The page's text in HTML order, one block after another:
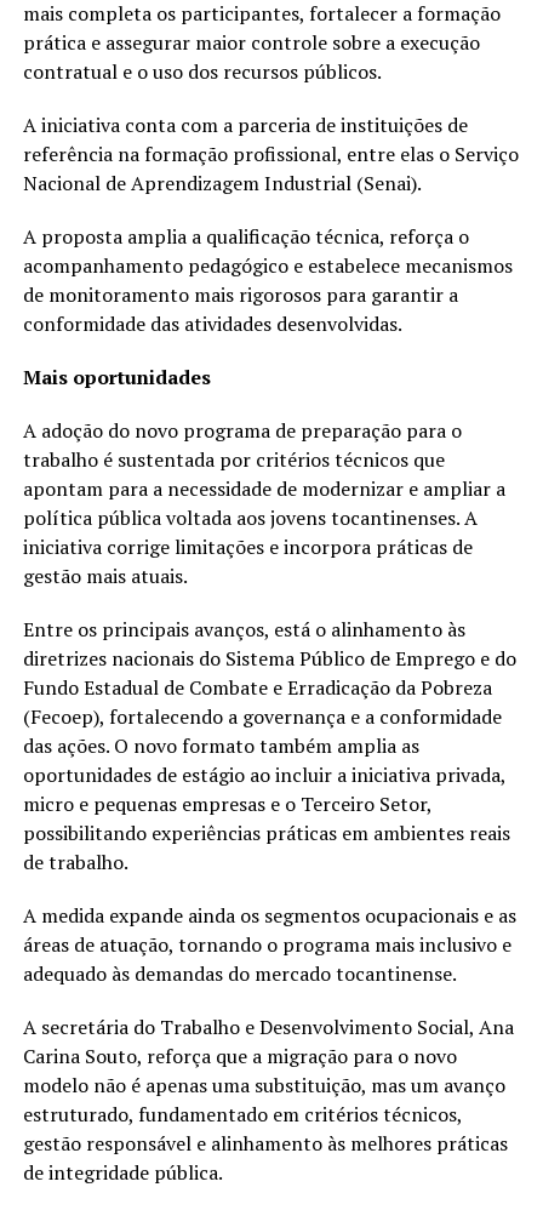
mais completa os participantes, fortalecer a formação
prática e assegurar maior controle sobre a execução
contratual e o uso dos recursos públicos.
A iniciativa conta com a parceria de instituições de
referência na formação profissional, entre elas o Serviço
Nacional de Aprendizagem Industrial (Senai).
A proposta amplia a qualificação técnica, reforça o
acompanhamento pedagógico e estabelece mecanismos
de monitoramento mais rigorosos para garantir a
conformidade das atividades desenvolvidas.
Mais oportunidades
A adoção do novo programa de preparação para o
trabalho é sustentada por critérios técnicos que
apontam para a necessidade de modernizar e ampliar a
política pública voltada aos jovens tocantinenses. A
iniciativa corrige limitações e incorpora práticas de
gestão mais atuais.
Entre os principais avanços, está o alinhamento às
diretrizes nacionais do Sistema Público de Emprego e do
Fundo Estadual de Combate e Erradicação da Pobreza
(Fecoep), fortalecendo a governança e a conformidade
das ações. O novo formato também amplia as
oportunidades de estágio ao incluir a iniciativa privada,
micro e pequenas empresas e o Terceiro Setor,
possibilitando experiências práticas em ambientes reais
de trabalho.
A medida expande ainda os segmentos ocupacionais e as
áreas de atuação, tornando o programa mais inclusivo e
adequado às demandas do mercado tocantinense.
A secretária do Trabalho e Desenvolvimento Social, Ana
Carina Souto, reforça que a migração para o novo
modelo não é apenas uma substituição, mas um avanço
estruturado, fundamentado em critérios técnicos,
gestão responsável e alinhamento às melhores práticas
de integridade pública.